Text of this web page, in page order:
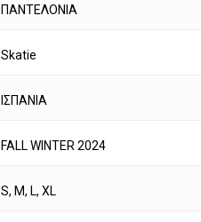
ΠΑΝΤΕΛΟΝΙΑ
Skatie
ΙΣΠΑΝΙΑ
FALL WINTER 2024
S, M, L, XL